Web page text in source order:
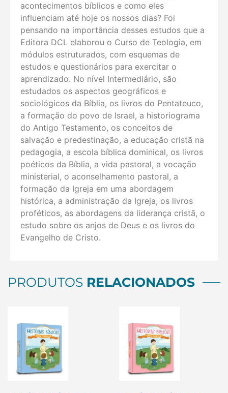
acontecimentos bíblicos e como eles
influenciam até hoje os nossos dias? Foi
pensando na importância desses estudos que a
Editora DCL elaborou o Curso de Teologia, em
módulos estruturados, com esquemas de
estudos e questionários para exercitar o
aprendizado. No nível Intermediário, são
estudados os aspectos geográficos e
sociológicos da Bíblia, os livros do Pentateuco,
a formação do povo de Israel, a historiograma
do Antigo Testamento, os conceitos de
salvação e predestinação, a educação cristã na
pedagogia, a escola bíblica dominical, os livros
poéticos da Bíblia, a vida pastoral, a vocação
ministerial, o aconselhamento pastoral, a
formação da Igreja em uma abordagem
histórica, a administração da Igreja, os livros
proféticos, as abordagens da liderança cristã, o
estudo sobre os anjos de Deus e os livros do
Evangelho de Cristo.
PRODUTOS RELACIONADOS